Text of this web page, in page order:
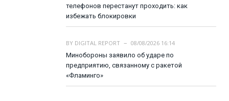
телефонов перестанут проходить: как
избежать блокировки
BY DIGITAL REPORT
08/08/2026 16:14
Минобороны заявило об ударе по
предприятию, связанному с ракетой
«Фламинго»